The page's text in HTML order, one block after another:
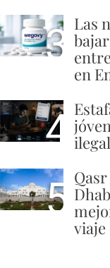
3 Las
en
4
5
viaje